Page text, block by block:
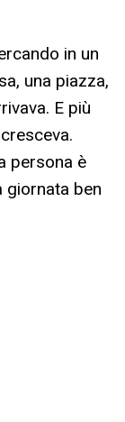
in un
una piazza,
E più
persona è
giornata ben